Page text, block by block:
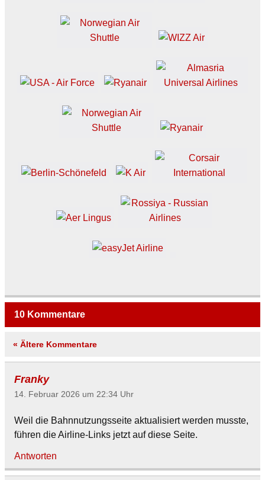
10 Kommentare
« Ältere Kommentare
Franky
14. Februar 2026 um 22:34 Uhr
Weil die Bahnnutzungsseite aktualisiert werden musste,
führen die Airline‑Links jetzt auf diese Seite.
Antworten